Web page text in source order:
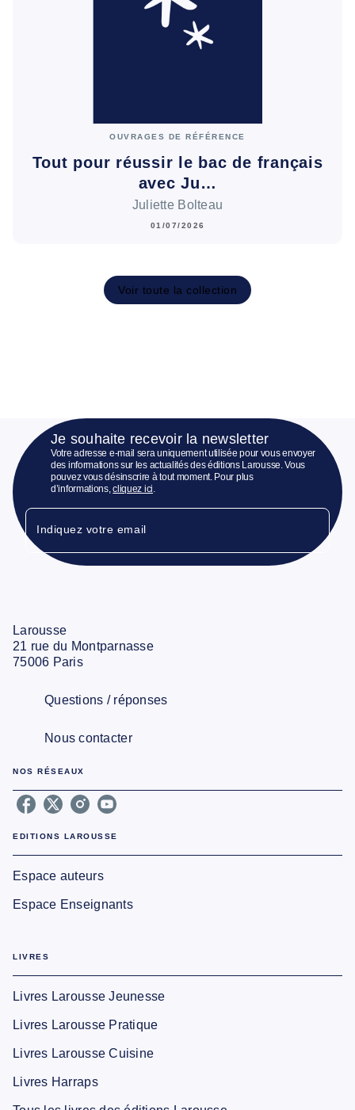
OUVRAGES DE RÉFÉRENCE
Tout pour réussir le bac de français
avec Ju…
Juliette Bolteau
01/07/2026
Voir toute la collection
Je souhaite recevoir la newsletter
Votre adresse e-mail sera uniquement utilisée pour vous envoyer
des informations sur les actualités des éditions Larousse. Vous
pouvez vous désinscrire à tout moment. Pour plus
d’informations,cliquez ici.
Indiquez votre email
Larousse
21 rue du Montparnasse
75006 Paris
Questions / réponses
Nous contacter
NOS RÉSEAUX
EDITIONS LAROUSSE
Espace auteurs
Espace Enseignants
LIVRES
Livres Larousse Jeunesse
Livres Larousse Pratique
Livres Larousse Cuisine
Livres Harraps